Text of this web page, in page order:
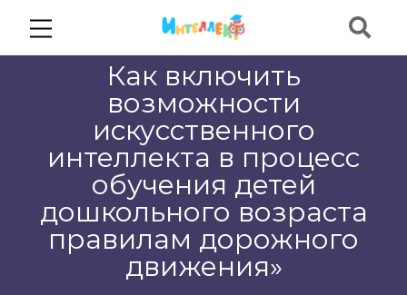
Как включить
возможности
искусственного
интеллекта в процесс
обучения детей
дошкольного возраста
правилам дорожного
движения»